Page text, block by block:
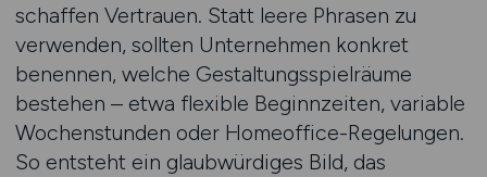
schaffen Vertrauen. Statt leere Phrasen zu
verwenden, sollten Unternehmen konkret
benennen, welche Gestaltungsspielräume
bestehen – etwa flexible Beginnzeiten, variable
Wochenstunden oder Homeoffice-Regelungen.
So entsteht ein glaubwürdiges Bild, das